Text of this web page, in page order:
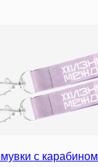
с карабином